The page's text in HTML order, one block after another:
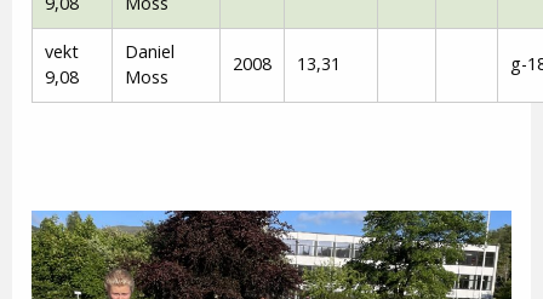
vekt
9,08
Daniel
Moss
2008 13,31 g-